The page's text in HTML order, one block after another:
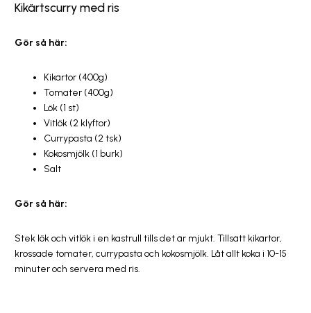
Kikärtscurry med ris
Gör så här:
Kikärtor (400g)
Tomater (400g)
Lök (1 st)
Vitlök (2 klyftor)
Currypasta (2 tsk)
Kokosmjölk (1 burk)
Salt
Gör så här:
Stek lök och vitlök i en kastrull tills det är mjukt. Tillsätt kikärtor,
krossade tomater, currypasta och kokosmjölk. Låt allt koka i 10-15
minuter och servera med ris.